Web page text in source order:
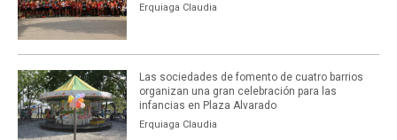
Erquiaga Claudia
Las sociedades de fomento de cuatro barrios
organizan una gran celebración para las
infancias en Plaza Alvarado
Erquiaga Claudia